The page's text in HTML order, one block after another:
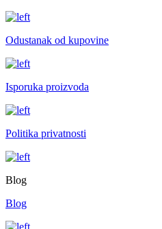
Odustanak od kupovine
Isporuka proizvoda
Politika privatnosti
Blog
Blog